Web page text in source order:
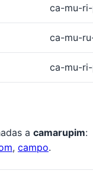
ca-mu-
ca-mu-
ca-mu-
a camarupim:
, campo.